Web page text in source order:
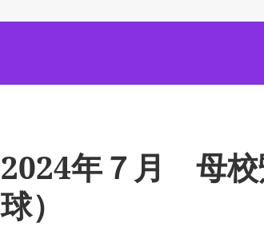
日:
ゴ
2024年７月 母校
球）